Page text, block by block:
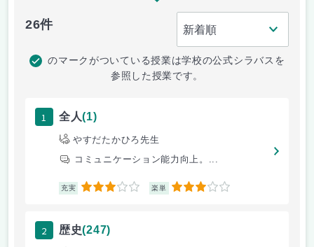
26件
のマークがついている授業は学校の公式シラバスを
参照した授業です。
1 全人(1)
やすだたかひろ先生
コミュニケーション能力向上。...
充実 3 楽単 3
2 歴史(247)